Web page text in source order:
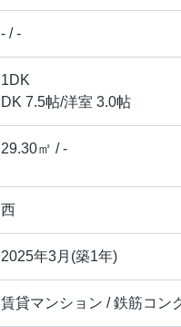
- / -
1DK
DK 7.5帖/洋室 3.0帖
29.30㎡ / -
西
2025年3月(築1年)
賃貸マンション / 鉄筋コン